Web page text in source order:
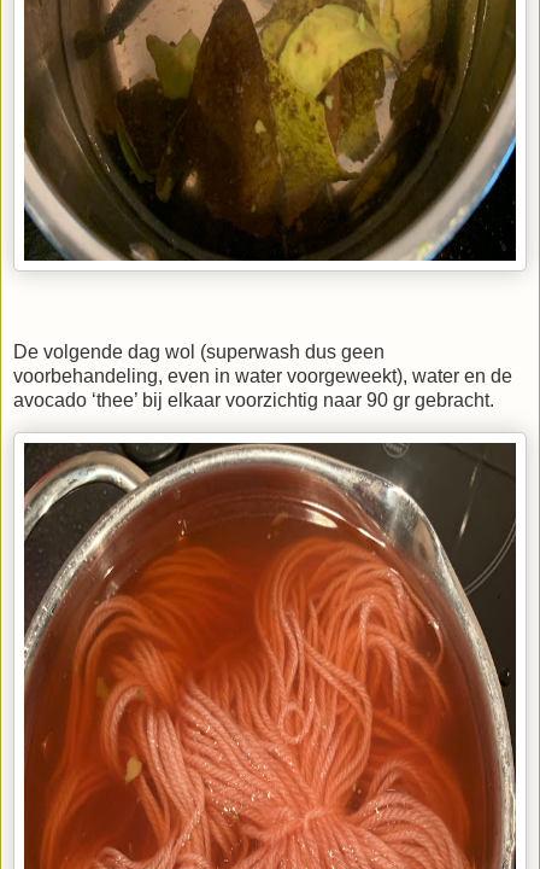
De volgende dag wol (superwash dus geen
voorbehandeling, even in water voorgeweekt), water en de
avocado ‘thee’ bij elkaar voorzichtig naar 90 gr gebracht.